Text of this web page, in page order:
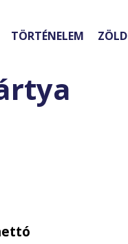
TÖRTÉNELEM ZÖLD